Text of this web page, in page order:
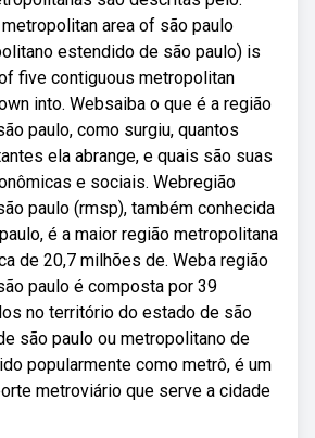
area of são paulo
estendido de são paulo) is
five contiguous metropolitan
into. Websaiba o que é a região
paulo, como surgiu, quantos
ela abrange, e quais são suas
e sociais. Webregião
paulo (rmsp), também conhecida
é a maior região metropolitana
de 20,7 milhões de. Weba região
paulo é composta por 39
no território do estado de são
são paulo ou metropolitano de
popularmente como metrô, é um
metroviário que serve a cidade